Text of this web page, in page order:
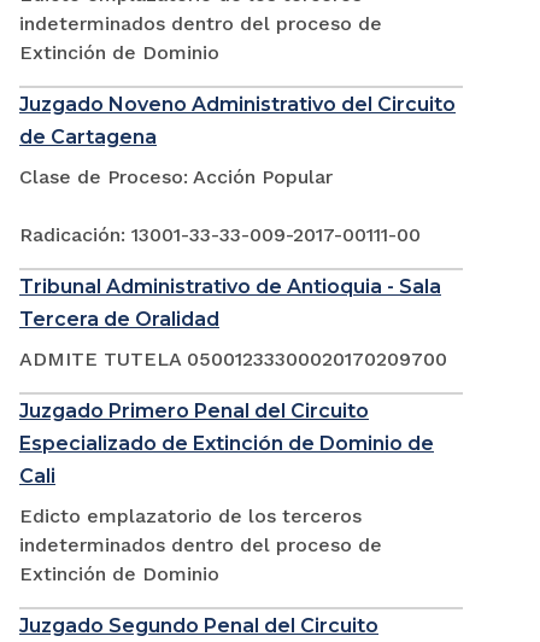
indeterminados dentro del proceso de
Extinción de Dominio
Juzgado Noveno Administrativo del Circuito
de Cartagena
Clase de Proceso: Acción Popular
Radicación: 13001-33-33-009-2017-00111-00
Tribunal Administrativo de Antioquia - Sala
Tercera de Oralidad
ADMITE TUTELA 05001233300020170209700
Juzgado Primero Penal del Circuito
Especializado de Extinción de Dominio de
Cali
Edicto emplazatorio de los terceros
indeterminados dentro del proceso de
Extinción de Dominio
Juzgado Segundo Penal del Circuito